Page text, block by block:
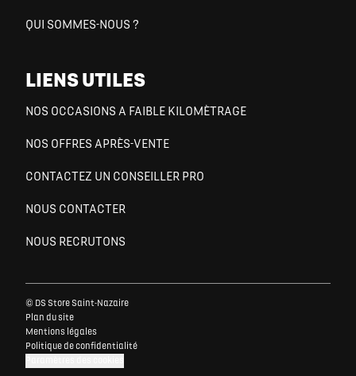
QUI SOMMES-NOUS ?
LIENS UTILES
NOS OCCASIONS A FAIBLE KILOMÈTRAGE
NOS OFFRES APRÈS-VENTE
CONTACTEZ UN CONSEILLER PRO
NOUS CONTACTER
NOUS RECRUTONS
© DS Store Saint-Nazaire
Plan du site
Mentions légales
Politique de confidentialité